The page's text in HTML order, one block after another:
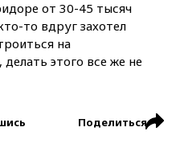
от 30-45 тысяч
то вдруг захотел
на
этого все же не
Поделиться